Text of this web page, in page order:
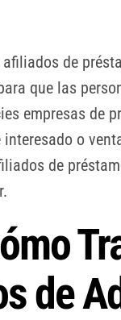
de
que las
empresas de
interesado o
de
de